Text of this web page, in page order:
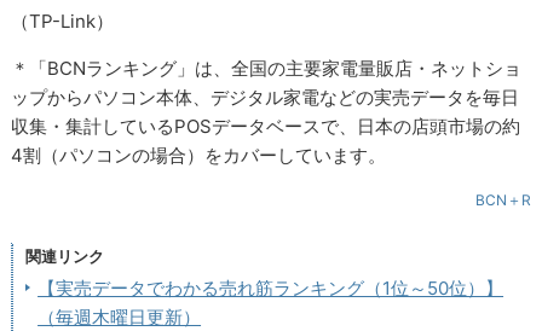
（TP-Link）
＊「BCNランキング」は、全国の主要家電量販店・ネットショ
ップからパソコン本体、デジタル家電などの実売データを毎日
収集・集計しているPOSデータベースで、日本の店頭市場の約
4割（パソコンの場合）をカバーしています。
BCN＋R
関連リンク
【実売データでわかる売れ筋ランキング（1位～50位）】
（毎週木曜日更新）